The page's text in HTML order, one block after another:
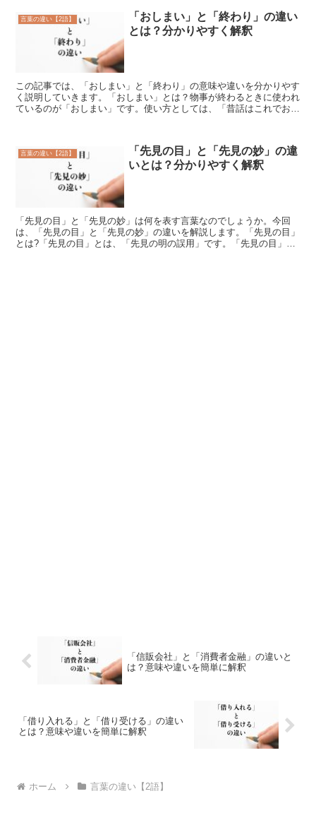
言葉の違い【2語】
「おしまい」と「終わり」の違い
とは？分かりやすく解釈
この記事では、「おしまい」と「終わり」の意味や違いを分かりやす
く説明していきます。「おしまい」とは？物事が終わるときに使われ
ているのが「おしまい」です。使い方としては、「昔話はこれでおし
言葉の違い【2語】
「先見の目」と「先見の妙」の違
いとは？分かりやすく解釈
「先見の目」と「先見の妙」は何を表す言葉なのでしょうか。今回
は、「先見の目」と「先見の妙」の違いを解説します。「先見の目」
とは?「先見の目」とは、「先見の明の誤用」です。「先見の目」の
「信販会社」と「消費者金融」の違いと
は？意味や違いを簡単に解釈
「借り入れる」と「借り受ける」の違い
とは？意味や違いを簡単に解釈
ホーム 言葉の違い【2語】